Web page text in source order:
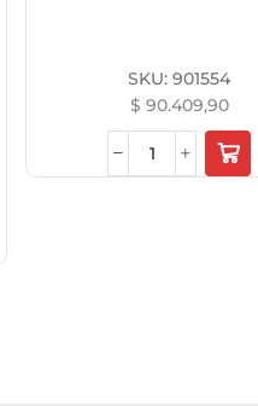
SKU:901554
$ 90.409,90